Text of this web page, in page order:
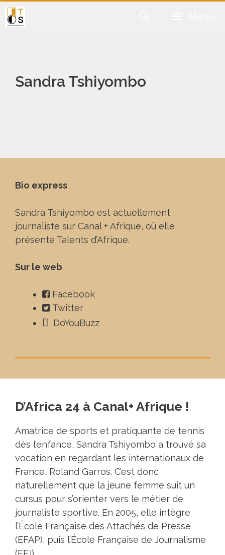
Aller
au
Sandra Tshiyombo
Bio express
Sandra Tshiyombo est actuellement
journaliste sur Canal + Afrique, où elle
présente Talents d’Afrique.
Sur le web
Facebook
Twitter
DoYouBuzz
D’Africa 24 à Canal+ Afrique !
Amatrice de sports et pratiquante de tennis
dès l’enfance, Sandra Tshiyombo a trouvé sa
vocation en regardant les internationaux de
France, Roland Garros. C’est donc
naturellement que la jeune femme suit un
cursus pour s’orienter vers le métier de
journaliste sportive. En 2005, elle intègre
l’École Française des Attachés de Presse
(EFAP), puis l’École Française de Journalisme